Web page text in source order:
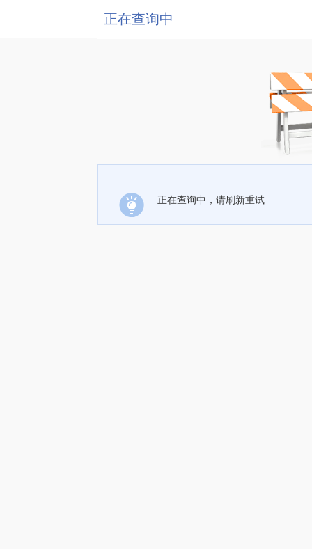
正在查询中
正在查询中，请刷新重试